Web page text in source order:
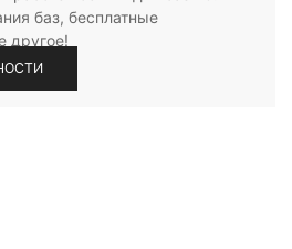
баз, бесплатные
другое!